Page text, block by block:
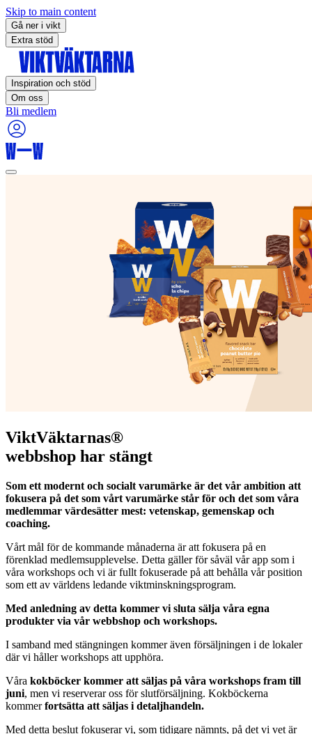
Skip to main content
Gå ner i vikt
Extra stöd
Inspiration och stöd
Om oss
Bli medlem
ViktVäktarnas®
webbshop har stängt
Som ett modernt och socialt varumärke är det vår ambition att
fokusera på det som vårt varumärke står för och det som våra
medlemmar värdesätter mest: vetenskap, gemenskap och
coaching.
Vårt mål för de kommande månaderna är att fokusera på en
förenklad medlemsupplevelse. Detta gäller för såväl vår app som i
våra workshops och vi är fullt fokuserade på att behålla vår position
som ett av världens ledande viktminskningsprogram.
Med anledning av detta kommer vi sluta sälja våra egna
produkter via vår webbshop och workshops.
I samband med stängningen kommer även försäljningen i de lokaler
där vi håller workshops att upphöra.
Våra kokböcker kommer att säljas på våra workshops fram till
juni, men vi reserverar oss för slutförsäljning. Kokböckerna
kommerfortsätta att säljas i detaljhandeln.
Med detta beslut fokuserar vi, som tidigare nämnts, på det vi vet är